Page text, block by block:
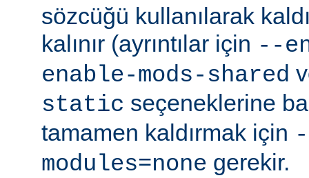
sözcüğü kullanılarak
kalınır (ayrıntılar için --
enable-mods-shared
static seçeneklerine
tamamen kaldırmak için
modules=none gerekir.